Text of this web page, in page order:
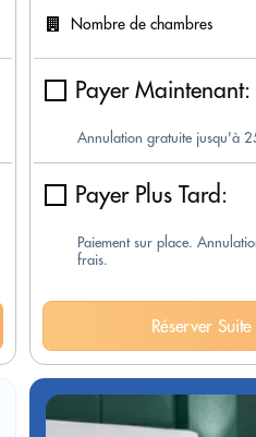
Nombre de chambres
Payer Maintenant:
Annulation gratuite jusqu'à
Payer Plus Tard:
Paiement sur place.
frais.
Réserver